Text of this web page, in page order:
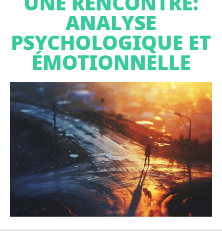
ANALYSE
PSYCHOLOGIQUE ET
ÉMOTIONNELLE